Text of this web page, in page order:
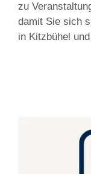
zu
damit Sie sich
in Kitzbühel